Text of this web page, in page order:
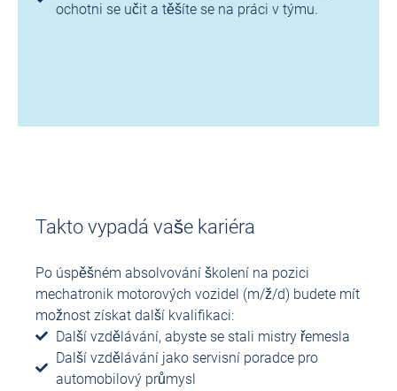
ochotni se učit a těšíte se na práci v týmu.
Takto vypadá vaše kariéra
Po úspěšném absolvování školení na pozici
mechatronik motorových vozidel (m/ž/d) budete mít
možnost získat další kvalifikaci:
Další vzdělávání, abyste se stali mistry řemesla
Další vzdělávání jako servisní poradce pro
automobilový průmysl